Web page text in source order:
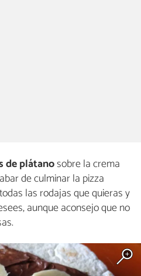
de plátanosobre la crema
de culminar la pizza
las rodajas que quieras y
aunque aconsejo que no